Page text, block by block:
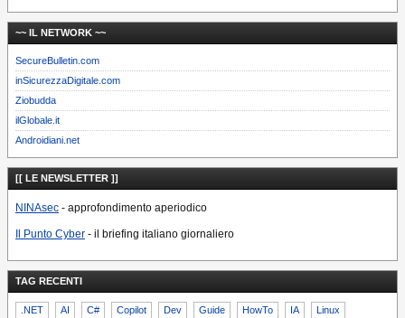
~~ IL NETWORK ~~
SecureBulletin.com
inSicurezzaDigitale.com
Ziobudda
ilGlobale.it
Androidiani.net
[[ LE NEWSLETTER ]]
NINAsec - approfondimento aperiodico
Il Punto Cyber - il briefing italiano giornaliero
TAG RECENTI
.NET AI C# Copilot Dev Guide HowTo IA
Linux